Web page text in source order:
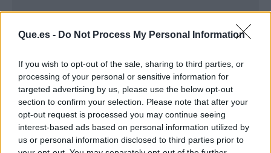
Que.es - Do Not Process My Personal Information
If you wish to opt-out of the sale, sharing to third parties, or
processing of your personal or sensitive information for
targeted advertising by us, please use the below opt-out
section to confirm your selection. Please note that after your
opt-out request is processed you may continue seeing
interest-based ads based on personal information utilized by
us or personal information disclosed to third parties prior to
Publicidad